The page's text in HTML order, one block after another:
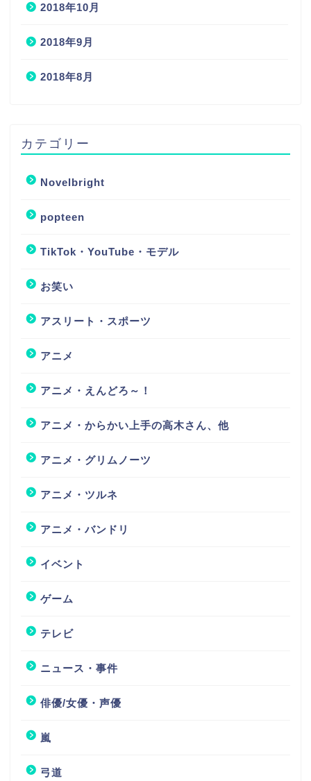
2018年10月
2018年9月
2018年8月
カテゴリー
Novelbright
popteen
TikTok・YouTube・モデル
お笑い
アスリート・スポーツ
アニメ
アニメ・えんどろ～！
アニメ・からかい上手の高木さん、他
アニメ・グリムノーツ
アニメ・ツルネ
アニメ・バンドリ
イベント
ゲーム
テレビ
ニュース・事件
俳優/女優・声優
嵐
弓道